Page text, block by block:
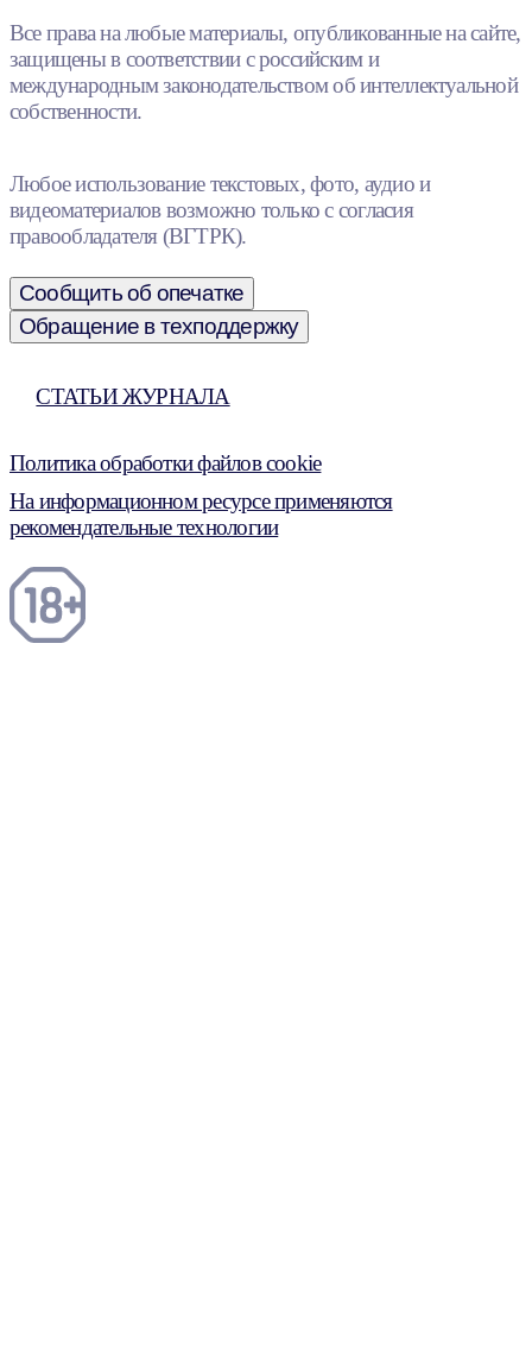
Все права на любые материалы, опубликованные на сайте,
защищены в соответствии с российским и
международным законодательством об интеллектуальной
собственности.
Любое использование текстовых, фото, аудио и
видеоматериалов возможно только с согласия
правообладателя (ВГТРК).
Сообщить об опечатке
Обращение в техподдержку
СТАТЬИ ЖУРНАЛА
Политика обработки файлов cookie
На информационном ресурсе применяются
рекомендательные технологии